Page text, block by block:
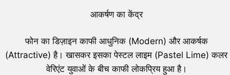
आकर्षण का केंद्र
फोन का डिज़ाइन काफी आधुनिक (Modern) और आकर्षक
(Attractive) है। खासकर इसका पेस्टल लाइम (Pastel Lime) कलर
वेरिएंट युवाओं के बीच काफी लोकप्रिय हुआ है।